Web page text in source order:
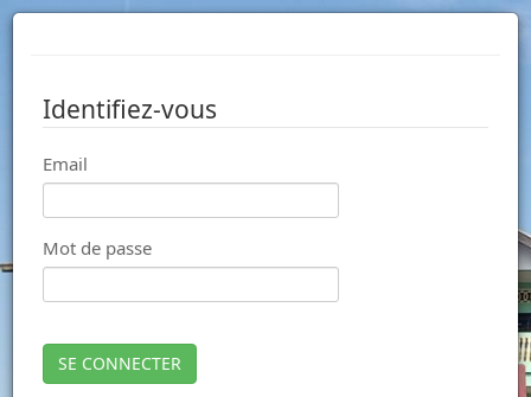
Identifiez-vous
Email
Mot de passe
SE CONNECTER